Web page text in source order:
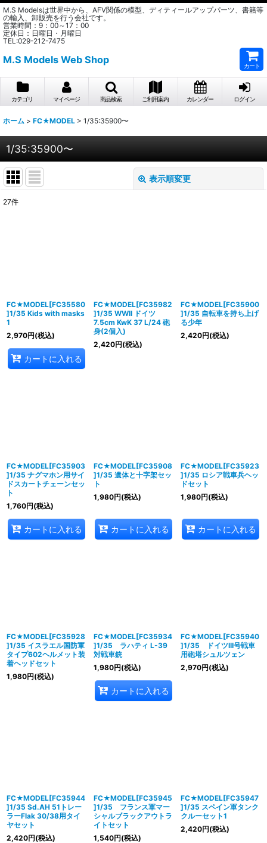
M.S Modelsは世界中から、AFV関係の模型、ディティールアップパーツ、書籍等
の輸入、卸販売を行う会社です。
営業時間：9：00～17：00
定休日：日曜日・月曜日
TEL:029-212-7475
M.S Models Web Shop
カート
カテゴリ マイページ 商品検索 ご利用案内 カレンダー ログイン
ホーム > FC★MODEL > 1/35:35900〜
1/35:35900〜
表示順変更
絞り込む
27件
FC★MODEL[FC35580
]1/35 Kids with masks
1
2,970円(税込)
カートに入れる
FC★MODEL[FC35982
]1/35 WWII ドイツ
7.5cm KwK 37 L/24 砲
身(2個入)
2,420円(税込)
FC★MODEL[FC35900
]1/35 自転車を持ち上げ
る少年
2,420円(税込)
FC★MODEL[FC35903
]1/35 ナグマホン用サイ
ドスカートチェーンセッ
ト
1,760円(税込)
カートに入れる
FC★MODEL[FC35908
]1/35 遺体と十字架セッ
ト
1,980円(税込)
カートに入れる
FC★MODEL[FC35923
]1/35 ロシア戦車兵ヘッ
ドセット
1,980円(税込)
カートに入れる
FC★MODEL[FC35928
]1/35 イスラエル国防軍
タイプ602ヘルメット装
着ヘッドセット
1,980円(税込)
FC★MODEL[FC35934
]1/35 ラハティ L-39
対戦車銃
1,980円(税込)
カートに入れる
FC★MODEL[FC35940
]1/35 ドイツIII号戦車
用砲塔シュルツェン
2,970円(税込)
FC★MODEL[FC35944
]1/35 Sd.AH 51トレー
ラーFlak 30/38用タイ
ヤセット
2,420円(税込)
FC★MODEL[FC35945
]1/35 フランス軍マー
シャルブラックアウトラ
イトセット
1,540円(税込)
FC★MODEL[FC35947
]1/35 スペイン軍タンク
クルーセット1
2,420円(税込)